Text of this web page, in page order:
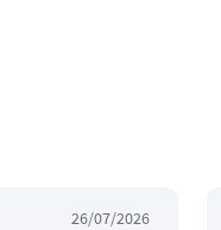
26/07/2026